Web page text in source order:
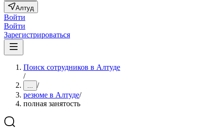
Алтуд
Войти
Войти
Зарегистрироваться
Поиск сотрудников в Алтуде
/
... /
резюме в Алтуде/
полная занятость